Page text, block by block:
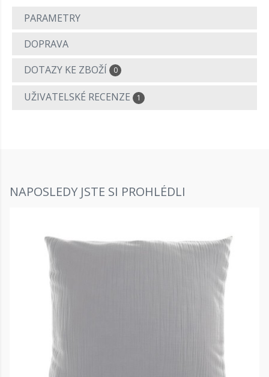
PARAMETRY
DOPRAVA
DOTAZY KE ZBOŽÍ
0
UŽIVATELSKÉ RECENZE 1
NAPOSLEDY JSTE SI PROHLÉDLI